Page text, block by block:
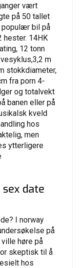
vært
på 50 tallet
populær bil på
hester. 14HK
12 tonn
m
stokkdiameter,
fra porn 4-
og totalvekt
banen eller på
kveld
hos
men
ytterligere
date
I norway
på
høre på
skeptisk til å
hos